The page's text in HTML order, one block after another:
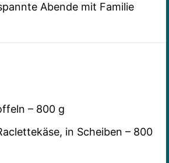
Abende mit Familie
– 800 g
in Scheiben – 800